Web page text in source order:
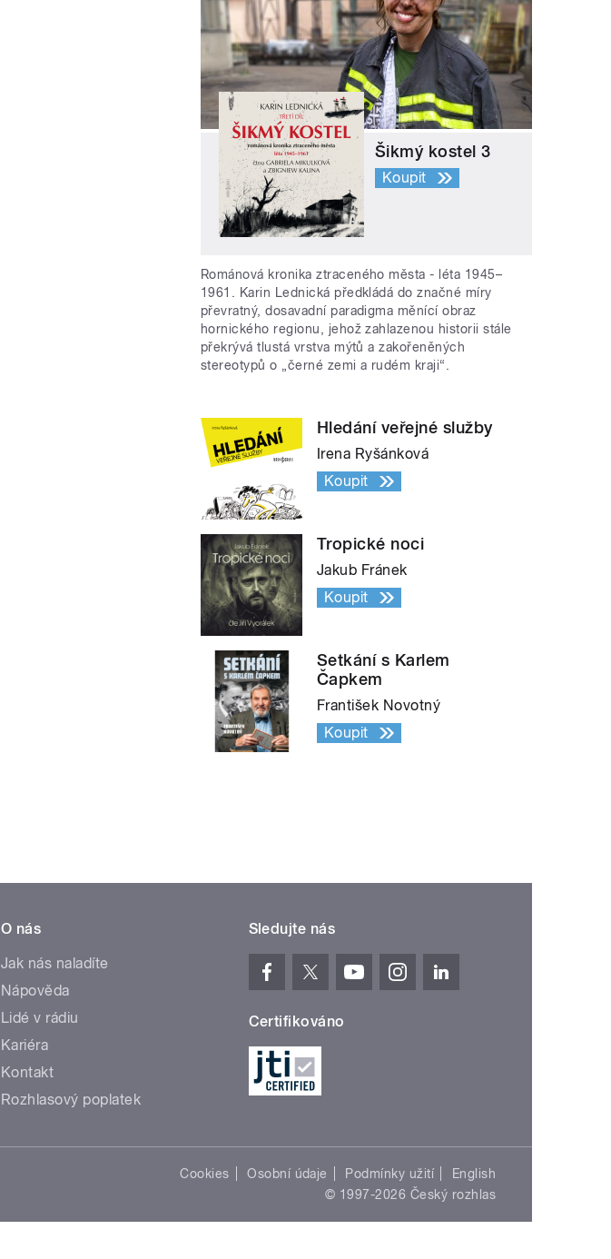
Šikmý kostel 3
Koupit
Románová kronika ztraceného města - léta 1945–
1961. Karin Lednická předkládá do značné míry
převratný, dosavadní paradigma měnící obraz
hornického regionu, jehož zahlazenou historii stále
překrývá tlustá vrstva mýtů a zakořeněných
stereotypů o „černé zemi a rudém kraji“.
Hledání veřejné služby
Irena Ryšánková
Koupit
Tropické noci
Jakub Fránek
Koupit
Setkání s Karlem
Čapkem
František Novotný
Koupit
O nás
Jak nás naladíte
Nápověda
Lidé v rádiu
Kariéra
Kontakt
Rozhlasový poplatek
Sledujte nás
Certifikováno
Cookies Osobní údaje Podmínky užití
English
© 1997-2026 Český rozhlas